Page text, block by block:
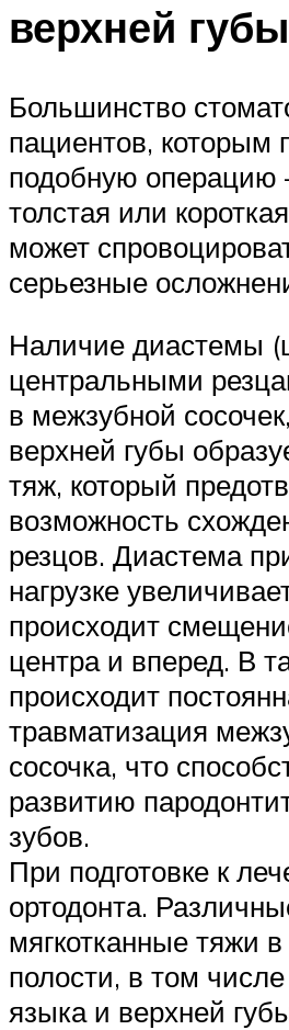
верхней губы
Большинство
пациентов, которым
подобную операцию
толстая или
может
серьезные
Наличие диастемы
центральными
в межзубной
верхней губы
тяж, который
возможность
резцов. Диастема
нагрузке
происходит
центра и вперед. В
происходит
травматизация
сосочка, что
развитию
зубов.
При подготовке к
ортодонта.
мягкотканные тяжи
полости, в том
языка и верхней